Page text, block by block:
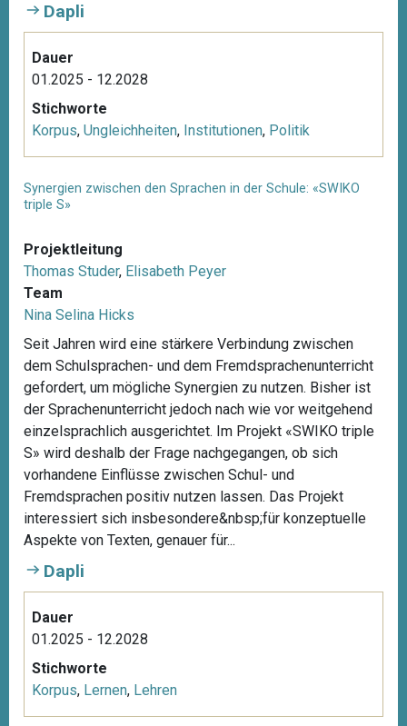
Dapli
Dauer
01.2025 - 12.2028
Stichworte
Korpus, Ungleichheiten, Institutionen, Politik
Synergien zwischen den Sprachen in der Schule: «SWIKO
triple S»
Projektleitung
Thomas Studer, Elisabeth Peyer
Team
Nina Selina Hicks
Seit Jahren wird eine stärkere Verbindung zwischen
dem Schulsprachen- und dem Fremdsprachenunterricht
gefordert, um mögliche Synergien zu nutzen. Bisher ist
der Sprachenunterricht jedoch nach wie vor weitgehend
einzelsprachlich ausgerichtet. Im Projekt «SWIKO triple
S» wird deshalb der Frage nachgegangen, ob sich
vorhandene Einflüsse zwischen Schul- und
Fremdsprachen positiv nutzen lassen. Das Projekt
interessiert sich insbesondere&nbsp;für konzeptuelle
Aspekte von Texten, genauer für...
Dapli
Dauer
01.2025 - 12.2028
Stichworte
Korpus, Lernen, Lehren